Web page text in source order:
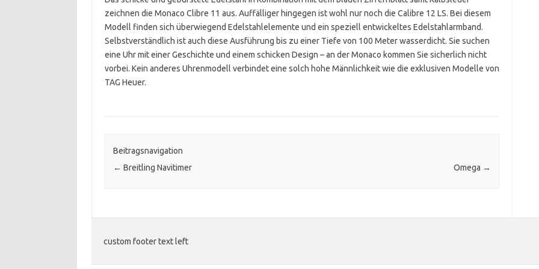
zeichnen die Monaco Clibre 11 aus. Auffälliger hingegen ist wohl nur noch die Calibre 12 LS. Bei diesem
Modell finden sich überwiegend Edelstahlelemente und ein speziell entwickeltes Edelstahlarmband.
Selbstverständlich ist auch diese Ausführung bis zu einer Tiefe von 100 Meter wasserdicht. Sie suchen
eine Uhr mit einer Geschichte und einem schicken Design – an der Monaco kommen Sie sicherlich nicht
vorbei. Kein anderes Uhrenmodell verbindet eine solch hohe Männlichkeit wie die exklusiven Modelle von
TAG Heuer.
Beitragsnavigation
← Breitling Navitimer Omega →
custom footer text left